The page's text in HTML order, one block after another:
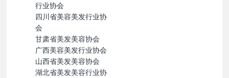
行业协会
四川省美容美发行业协
会
甘肃省美发美容协会
广西美容美发行业协会
山西省美发美容协会
湖北省美发美容行业协